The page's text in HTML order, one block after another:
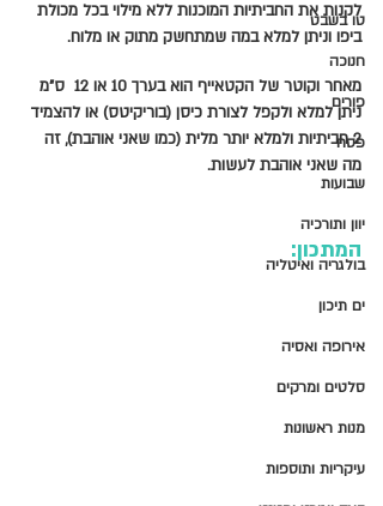
טו בשבט
חנוכה
פורים
פסח
שבועות
יוון ותורכיה
בולגריה ואיטליה
ים תיכון
אירופה ואסיה
סלטים ומרקים
מנות ראשונות
עיקריות ותוספות
לקנות את החביתיות המוכנות ללא מילוי בכל מכולת
ביפו וניתן למלא במה שמתחשק מתוק או מלוח.
מאחר וקוטר של הקטאייף הוא בערך 10 או 12  ס"מ
ניתן למלא ולקפל לצורת כיסן (בוריקיטס) או להצמיד
2 חביתיות ולמלא יותר מלית (כמו שאני אוהבת), זה
מה שאני אוהבת לעשות.
המתכון: